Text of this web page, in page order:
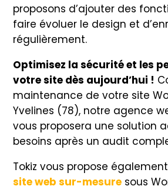
proposons d’ajouter des
faire évoluer le design et
régulièrement.
Optimisez la sécurité et les
votre site dès aujourd’hui !
maintenance de votre site
Yvelines (78), notre agence
vous proposera une solution
besoins après un audit
Tokiz vous propose
site web sur-mesure sous